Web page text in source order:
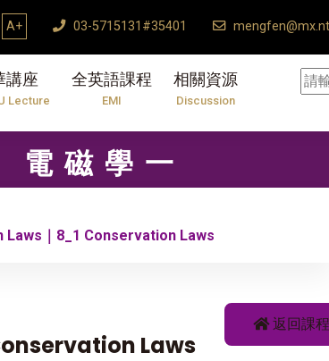
A+ 03-5715131#35401
講座
Lecture
全英語課程
EMI
相關資源
Discussion
磁學一
｜8_1 Conservation Laws
Laws
返回課